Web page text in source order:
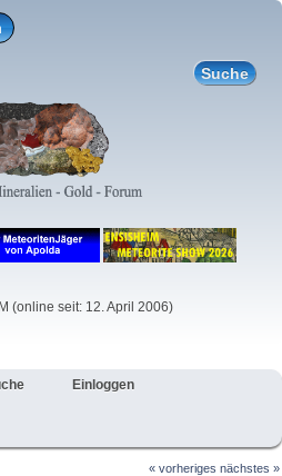
(online seit: 12. April 2006)
Einloggen
« vorheriges nächstes »